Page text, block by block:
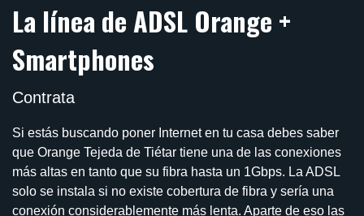
La línea de ADSL Orange +
Smartphones
Contrata
Si estás buscando poner Internet en tu casa debes saber
que Orange Tejeda de Tiétar tiene una de las conexiones
más altas en tanto que su fibra hasta un 1Gbps. La ADSL
solo se instala si no existe cobertura de fibra y sería una
conexión considerablemente más lenta. Aparte de eso las